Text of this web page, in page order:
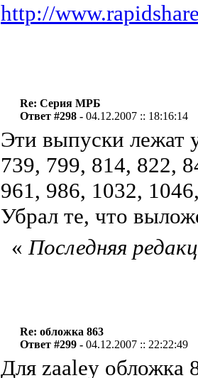
http://
Re: Серия МРБ
Ответ #298 -04.12.2007 :: 18:16:14
Эти выпуски лежат
739, 799, 814, 822,
961, 986, 1032,
Убрал те, что
«Последняя
Re: обложка 863
Ответ #299 -04.12.2007 :: 22:22:49
Для zaaley обложка